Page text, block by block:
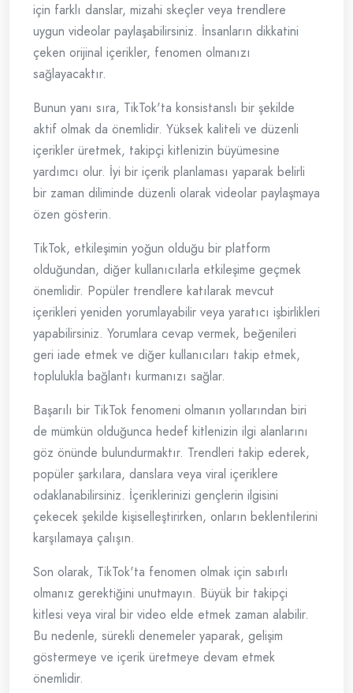
için farklı danslar, mizahi skeçler veya trendlere
uygun videolar paylaşabilirsiniz. İnsanların dikkatini
çeken orijinal içerikler, fenomen olmanızı
sağlayacaktır.
Bunun yanı sıra, TikTok'ta konsistanslı bir şekilde
aktif olmak da önemlidir. Yüksek kaliteli ve düzenli
içerikler üretmek, takipçi kitlenizin büyümesine
yardımcı olur. İyi bir içerik planlaması yaparak belirli
bir zaman diliminde düzenli olarak videolar paylaşmaya
özen gösterin.
TikTok, etkileşimin yoğun olduğu bir platform
olduğundan, diğer kullanıcılarla etkileşime geçmek
önemlidir. Popüler trendlere katılarak mevcut
içerikleri yeniden yorumlayabilir veya yaratıcı işbirlikleri
yapabilirsiniz. Yorumlara cevap vermek, beğenileri
geri iade etmek ve diğer kullanıcıları takip etmek,
toplulukla bağlantı kurmanızı sağlar.
Başarılı bir TikTok fenomeni olmanın yollarından biri
de mümkün olduğunca hedef kitlenizin ilgi alanlarını
göz önünde bulundurmaktır. Trendleri takip ederek,
popüler şarkılara, danslara veya viral içeriklere
odaklanabilirsiniz. İçeriklerinizi gençlerin ilgisini
çekecek şekilde kişiselleştirirken, onların beklentilerini
karşılamaya çalışın.
Son olarak, TikTok'ta fenomen olmak için sabırlı
olmanız gerektiğini unutmayın. Büyük bir takipçi
kitlesi veya viral bir video elde etmek zaman alabilir.
Bu nedenle, sürekli denemeler yaparak, gelişim
göstermeye ve içerik üretmeye devam etmek
önemlidir.